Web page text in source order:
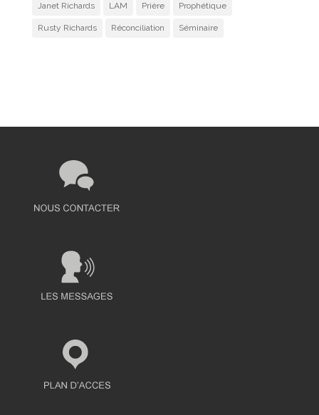
Janet Richards LAM Prière Prophétique
Rusty Richards Réconciliation Séminaire